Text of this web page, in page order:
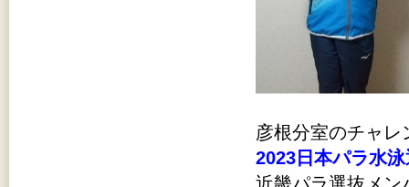
彦根分室のチャレ
2023日本パラ水